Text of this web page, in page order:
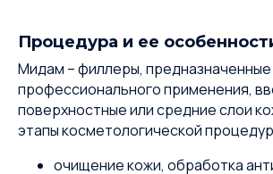
Процедура и ее
Мидам – филлеры, предназначенные
профессионального применения,
поверхностные или средние слои
этапы косметологической
очищение кожи, обработка